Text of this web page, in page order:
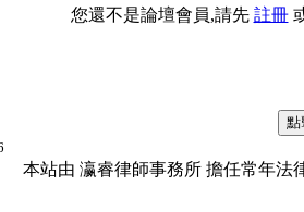
您還不是論壇會員,請先 註冊
本站由 瀛睿律師事務所 擔任常年法